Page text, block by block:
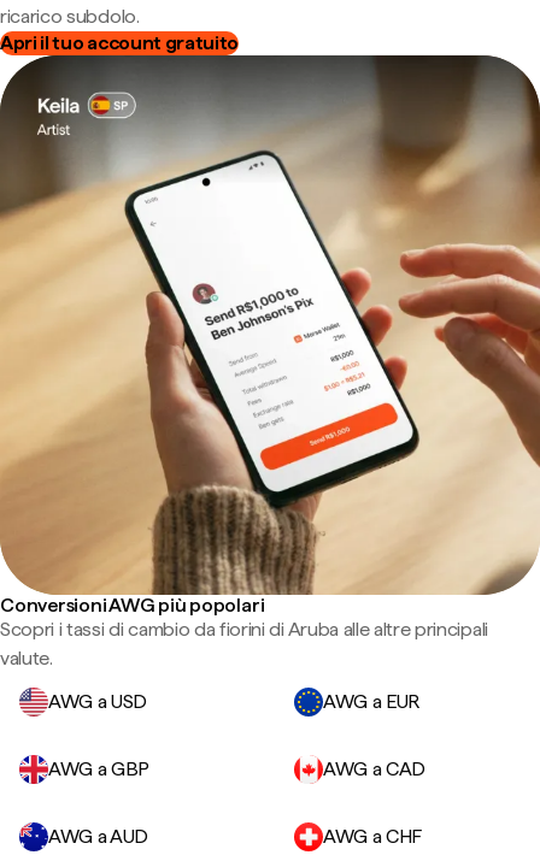
ricarico subdolo.
Apri il tuo account gratuito
Conversioni AWG più popolari
Scopri i tassi di cambio da fiorini di Aruba alle altre principali
valute.
AWG a USD
AWG a EUR
AWG a GBP AWG a CAD
AWG a AUD AWG a CHF